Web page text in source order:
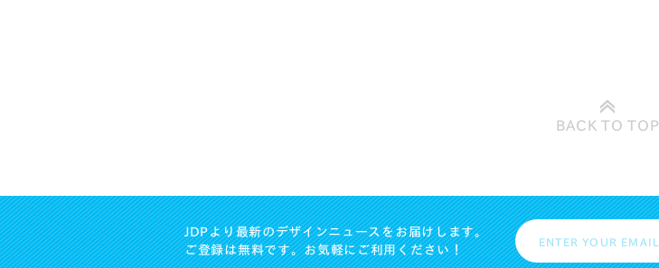
BACK TOTOP
JDPより最新のデザインニュースをお届けします。
ご登録は無料です。お気軽にご利用ください！